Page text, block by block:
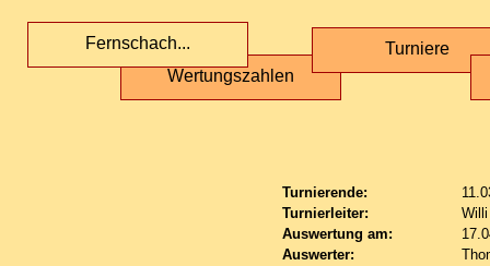
Wertungszahlen
Fernschach... Turniere
Turnierende:
Turnierleiter:
Auswertung am:
Auswerter: